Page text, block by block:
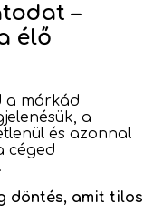
–
élő
a márkád
a
és azonnal
céged
döntés, amit tilos